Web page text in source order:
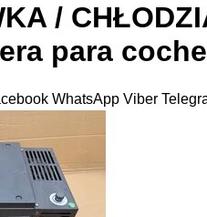
/
para
WhatsApp Viber